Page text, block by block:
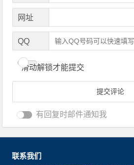
网址
QQ
滑动解锁才能提交
有回复时邮件通知我
联系我们